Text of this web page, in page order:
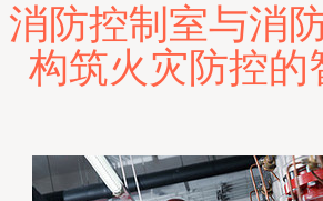
消防控制室与消
构筑火灾防控的